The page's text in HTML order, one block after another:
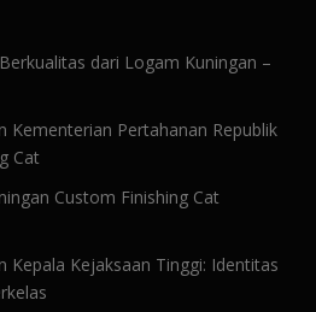
dari Logam Kuningan –
Kementerian Pertahanan Republik
Cat
Custom Finishing Cat
Kepala Kejaksaan Tinggi: Identitas